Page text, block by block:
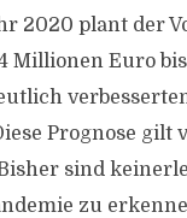
2020 plant der
Millionen Euro
Prognose
sind
zu